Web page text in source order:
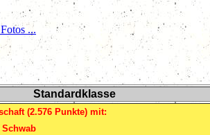
...
Standardklasse
(2.576 Punkte) mit: